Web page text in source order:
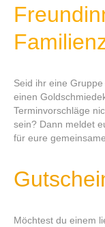
Seid ihr eine
einen
Terminvorschläge
sein? Dann meldet
für eure
Möchtest du einem